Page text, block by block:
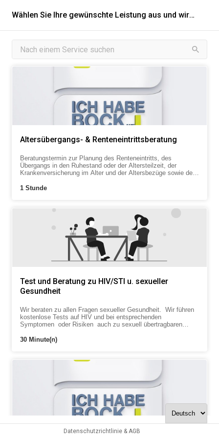
Wählen Sie Ihre gewünschte Leistung aus und wir teilen Ihnen automatisch den richtigen Mitarbeiter zu
Altersübergangs- & Renteneintrittsberatung
Beratungstermin zur Planung des Renteneintritts, des
Übergangs in den Ruhestand oder der Altersteilzeit, der
Krankenversicherung im Alter und der Altersbezüge sowie der
Altersversorgung. Kosten der Beratung: 23,00 EUR/angef. 30
1 Stunde
Test und Beratung zu HIV/STI u. sexueller
Gesundheit
Wir beraten zu allen Fragen sexueller Gesundheit. Wir führen
kostenlose Tests auf HIV und bei entsprechenden
Symptomen oder Risiken auch zu sexuell übertragbaren
30 Minute(n)
Antragstellung bei der Deutschen
Datenschutzrichtlinie & AGB